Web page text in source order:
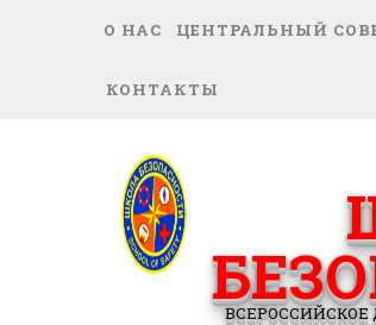
О НАС ЦЕНТРАЛЬНЫЙ
КОНТАКТЫ